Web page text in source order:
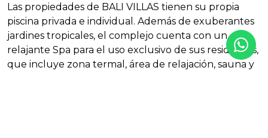
Las propiedades de BALI VILLAS tienen su propia
piscina privada e individual. Además de exuberantes
jardines tropicales, el complejo cuenta con un
relajante Spa para el uso exclusivo de sus residentes,
que incluye zona termal, área de relajación, sauna y